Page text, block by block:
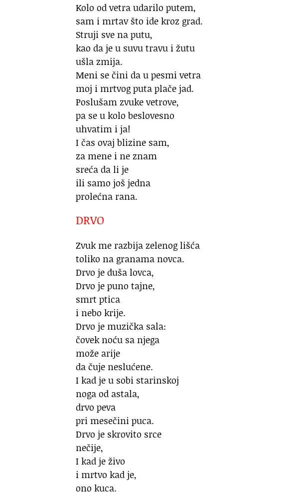
Kolo od vetra udarilo putem,
sam i mrtav što ide kroz grad.
Struji sve na putu,
kao da je u suvu travu i žutu
ušla zmija.
Meni se čini da u pesmi vetra
moj i mrtvog puta plače jad.
Poslušam zvuke vetrove,
pa se u kolo beslovesno
uhvatim i ja!
I čas ovaj blizine sam,
za mene i ne znam
sreća da li je
ili samo još jedna
prolećna rana.
DRVO
Zvuk me razbija zelenog lišća
toliko na granama novca.
Drvo je duša lovca,
Drvo je puno tajne,
smrt ptica
i nebo krije.
Drvo je muzička sala:
čovek noću sa njega
može arije
da čuje neslućene.
I kad je u sobi starinskoj
noga od astala,
drvo peva
pri mesečini puca.
Drvo je skrovito srce
nečije,
I kad je živo
i mrtvo kad je,
ono kuca.